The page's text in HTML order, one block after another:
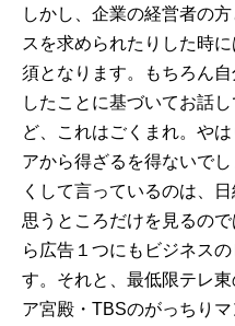
しかし、企業の経営者の
スを求められたりした時
須となります。もちろん
したことに基づいてお話
ど、これはごくまれ。や
アから得ざるを得ないで
くして言っているのは、
思うところだけを見るの
ら広告１つにもビジネス
す。それと、最低限テレ
ア宮殿・TBSのがっちり